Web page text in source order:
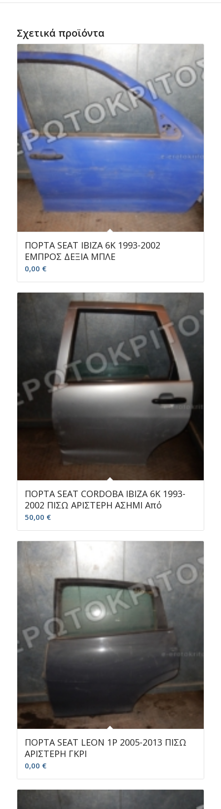
Σχετικά προϊόντα
ΠΟΡΤΑ SEAT IBIZA 6K 1993-2002
ΕΜΠΡΟΣ ΔΕΞΙΑ MΠΛΕ
0,00 €
ΠΟΡΤΑ SEAT CORDOBA IBIZA 6K 1993-
2002 ΠΙΣΩ ΑΡΙΣΤΕΡΗ ΑΣΗΜΙ Από
50,00 €
ΠΟΡΤΑ SEAT LEON 1P 2005-2013 ΠΙΣΩ
ΑΡΙΣΤΕΡΗ ΓΚΡΙ
0,00 €